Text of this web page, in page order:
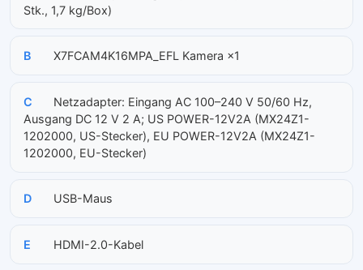
Stk., 1,7 kg/Box)
B X7FCAM4K16MPA_EFL Kamera ×1
C
Netzadapter: Eingang AC 100–240 V 50/60 Hz,
Ausgang DC 12 V 2 A; US POWER-12V2A (MX24Z1-
1202000, US-Stecker), EU POWER-12V2A (MX24Z1-
1202000, EU-Stecker)
D USB-Maus
E HDMI-2.0-Kabel